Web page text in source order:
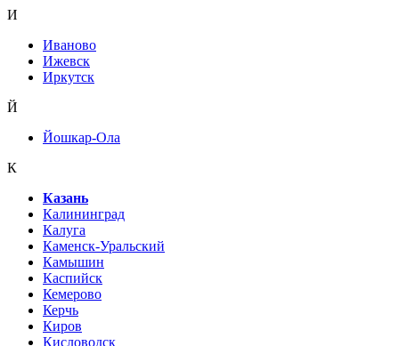
И
Иваново
Ижевск
Иркутск
Й
Йошкар-Ола
К
Казань
Калининград
Калуга
Каменск-Уральский
Камышин
Каспийск
Кемерово
Керчь
Киров
Кисловодск